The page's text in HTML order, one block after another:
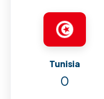
Tunisia
0